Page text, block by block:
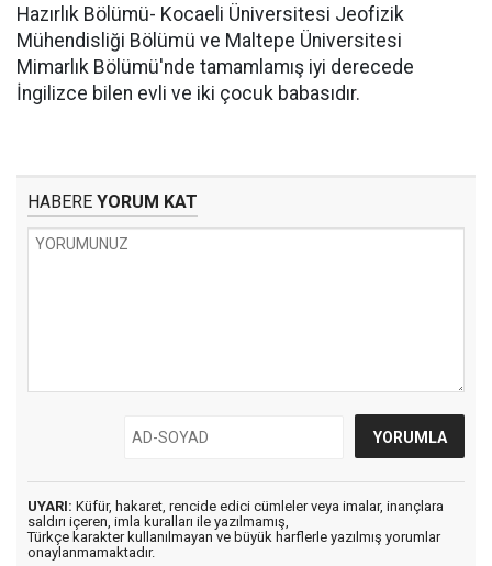
Hazırlık Bölümü- Kocaeli Üniversitesi Jeofizik
Mühendisliği Bölümü ve Maltepe Üniversitesi
Mimarlık Bölümü'nde tamamlamış iyi derecede
İngilizce bilen evli ve iki çocuk babasıdır.
HABERE YORUM KAT
UYARI: Küfür, hakaret, rencide edici cümleler veya imalar, inançlara
saldırı içeren, imla kuralları ile yazılmamış,
Türkçe karakter kullanılmayan ve büyük harflerle yazılmış yorumlar
onaylanmamaktadır.